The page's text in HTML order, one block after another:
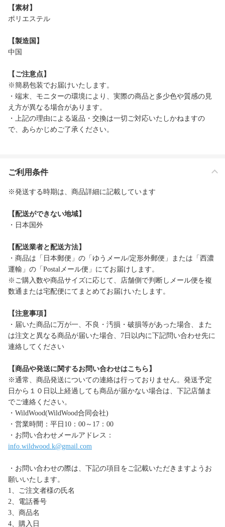
【素材】
ポリエステル
【製造国】
中国
【ご注意点】
※簡易包装でお届けいたします。
・端末、モニターの環境により、実際の商品と多少色や質感の見
え方が異なる場合があります。
・上記の理由による返品・交換は一切ご対応いたしかねますの
で、あらかじめご了承ください。
ご利用条件
※発送する時期は、商品詳細に記載しています
【配送ができない地域】
・日本国外
【配送業者と配送方法】
・商品は「日本郵便」の「ゆうメール/定形外郵便」または「西濃
運輸」の「Postalメール便」にてお届けします。
※ご購入数や商品サイズに応じて、店舗側で判断しメール便を複
数通または宅配便にてまとめてお届けいたします。
【注意事項】
・届いた商品に万が一、不良・汚損・破損等があった場合、また
は注文と異なる商品が届いた場合、7日以内に下記問い合わせ先に
連絡してください
【商品や発送に関するお問い合わせはこちら】
※通常、商品発送についての連絡は行っておりません。発送予定
日から１０日以上経過しても商品が届かない場合は、下記店舗ま
でご連絡ください。
・WildWood(WildWood合同会社)
・営業時間：平日10：00～17：00
・お問い合わせメールアドレス：
info.wildwood.k@gmail.com
・お問い合わせの際は、下記の項目をご記載いただきますようお
願いいたします。
1、ご注文者様の氏名
2、電話番号
3、商品名
4、購入日